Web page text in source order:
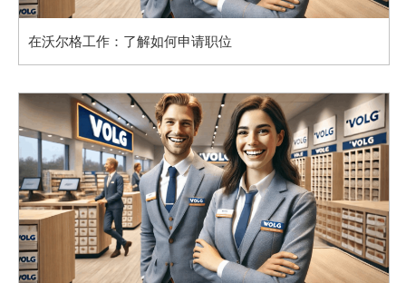
在沃尔格工作：了解如何申请职位